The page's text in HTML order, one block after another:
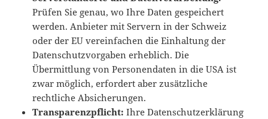
Prüfen Sie genau, wo Ihre Daten gespeichert
werden. Anbieter mit Servern in der Schweiz
oder der EU vereinfachen die Einhaltung der
Datenschutzvorgaben erheblich. Die
Übermittlung von Personendaten in die USA ist
zwar möglich, erfordert aber zusätzliche
rechtliche Absicherungen.
Transparenzpflicht: Ihre Datenschutzerklärung